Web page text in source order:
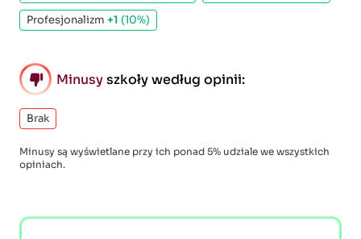
Profesjonalizm +1 (10%)
Minusyszkoły według opinii:
Brak
Minusy są wyświetlane przy ich ponad 5% udziale we wszystkich
opiniach.